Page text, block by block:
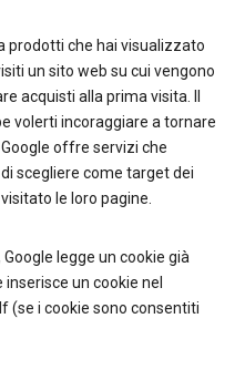
prodotti che hai visualizzato
un sito web su cui vengono
acquisti alla prima visita. Il
volerti incoraggiare a tornare
offre servizi che
scegliere come target dei
le loro pagine.
legge un cookie già
un cookie nel
(se i cookie sono consentiti